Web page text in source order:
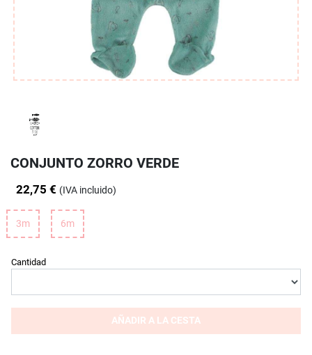
CONJUNTO ZORRO VERDE
22,75 € (IVA incluido)
3m 6m
Cantidad
AÑADIR A LA CESTA